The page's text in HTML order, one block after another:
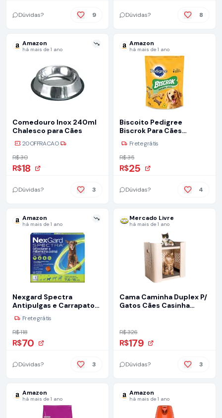
Dúvidas? 9 Dúvidas? 8
Amazon
há mais de 1 ano
Comedouro Inox 240ml
Chalesco para Cães
20OFFRACAO
R$ 30
R$18
Dúvidas? 3
Amazon
há mais de 1 ano
Biscoito Pedigree
Biscrok Para Cães
Adultos Multi 1 Kg
Frete grátis
R$ 35
R$25
Dúvidas? 4
Amazon
há mais de 1 ano
Nexgard Spectra
Antipulgas e Carrapatos
para Cães de 7,6 a 15kg,
Marrom
Frete grátis
R$ 118
R$70
Dúvidas? 3
Mercado Livre
há mais de 1 ano
Cama Caminha Duplex P/
Gatos Cães Casinha
R$ 326
R$179
Dúvidas? 3
Amazon
há mais de 1 ano
Amazon
há mais de 1 ano